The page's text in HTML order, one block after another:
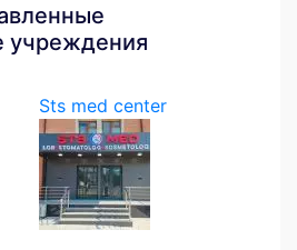
учреждения
Sts med center